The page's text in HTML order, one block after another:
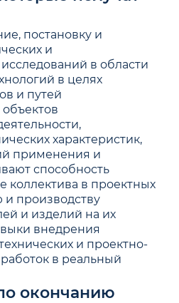
постановку и
и
в области
в целях
и путей
характеристик,
применения и
способность
коллектива в проектных
и производству
и изделий на их
внедрения
и проектно-
в реальный
окончанию